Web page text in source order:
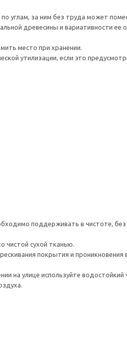
углам, за ним без труда может
древесины и вариативности ее
место при хранении.
утилизации, если это
поддерживать в чистоте,
чистой сухой тканью.
покрытия и
на улице используйте